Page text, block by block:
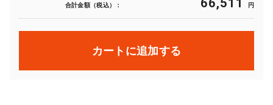
合計金額（税込）： 66,511 円
カートに追加する